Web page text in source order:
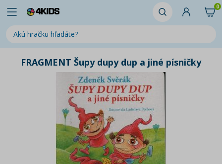
0
FRAGMENT Šupy dupy dup a jiné písničky